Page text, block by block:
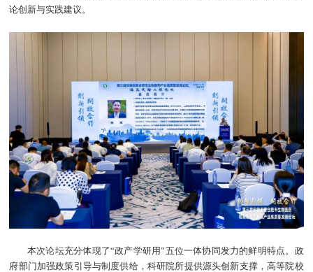
论创新与实践建议。
本次论坛充分体现了“政产学研用”五位一体协同发力的鲜明特点。政
府部门加强政策引导与制度供给，科研院所提供源头创新支撑，高等院校